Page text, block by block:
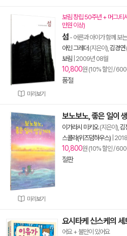
미리보기
보림 창립 50주년 + 머그.티
만원 이상)
섬 - 어른과 아이가 함께 보
아민 그레더 (지은이), 김경연
보림 2009년 08월
10,800원 (10% 할인 /
품절
미리보기
보노보노, 좋은 일이
이가라시 미키오(지은이), 김
스콜라(위즈덤하우스)
10,800원 (10% 할인 /
절판
요시타케 신스케의
어요 + 불만이 있어요